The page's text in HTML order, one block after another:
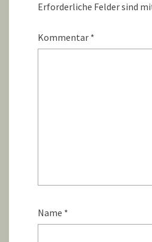
Erforderliche Felder sind
Kommentar *
Name *